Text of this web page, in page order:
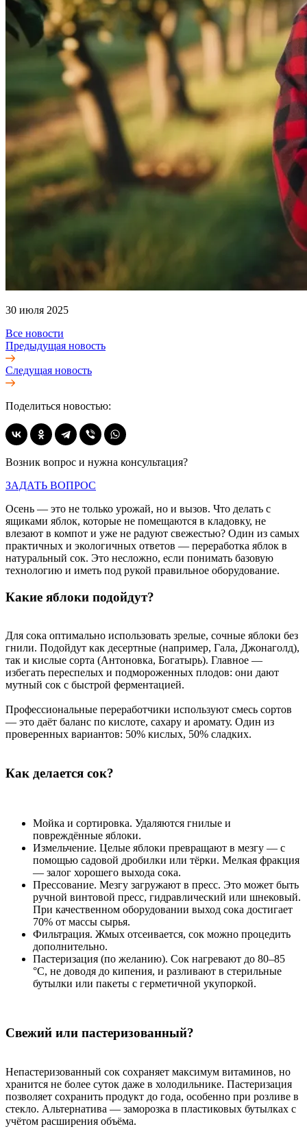
30 июля 2025
Все новости
Предыдущая новость
Следущая новость
Поделиться новостью:
Возник вопрос и нужна консультация?
ЗАДАТЬ ВОПРОС
Осень — это не только урожай, но и вызов. Что делать с
ящиками яблок, которые не помещаются в кладовку, не
влезают в компот и уже не радуют свежестью? Один из самых
практичных и экологичных ответов — переработка яблок в
натуральный сок. Это несложно, если понимать базовую
технологию и иметь под рукой правильное оборудование.
Какие яблоки подойдут?
Для сока оптимально использовать зрелые, сочные яблоки без
гнили. Подойдут как десертные (например, Гала, Джонаголд),
так и кислые сорта (Антоновка, Богатырь). Главное —
избегать переспелых и подмороженных плодов: они дают
мутный сок с быстрой ферментацией.
Профессиональные переработчики используют смесь сортов
— это даёт баланс по кислоте, сахару и аромату. Один из
проверенных вариантов: 50% кислых, 50% сладких.
Как делается сок?
Мойка и сортировка. Удаляются гнилые и
повреждённые яблоки.
Измельчение. Целые яблоки превращают в мезгу — с
помощью садовой дробилки или тёрки. Мелкая фракция
— залог хорошего выхода сока.
Прессование. Мезгу загружают в пресс. Это может быть
ручной винтовой пресс, гидравлический или шнековый.
При качественном оборудовании выход сока достигает
70% от массы сырья.
Фильтрация. Жмых отсеивается, сок можно процедить
дополнительно.
Пастеризация (по желанию). Сок нагревают до 80–85
°C, не доводя до кипения, и разливают в стерильные
бутылки или пакеты с герметичной укупоркой.
Свежий или пастеризованный?
Непастеризованный сок сохраняет максимум витаминов, но
хранится не более суток даже в холодильнике. Пастеризация
позволяет сохранить продукт до года, особенно при розливе в
стекло. Альтернатива — заморозка в пластиковых бутылках с
учётом расширения объёма.